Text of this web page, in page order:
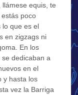
equis, te
poco
lo que es el
en zigzags ni
En los
dedicaban a
en el
y hasta los
vez la Barriga